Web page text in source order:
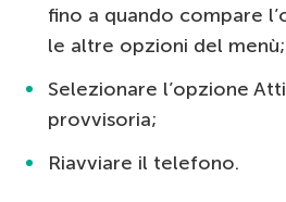
fino a quando compare
le altre opzioni del menù;
Selezionare l’opzione
provvisoria;
Riavviare il telefono.